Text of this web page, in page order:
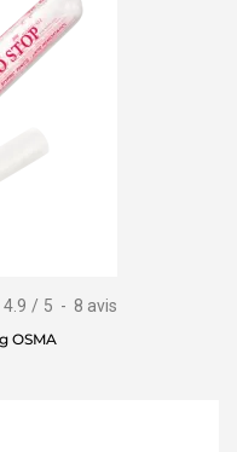
4.9 / 5 - 8 avis
OSMA